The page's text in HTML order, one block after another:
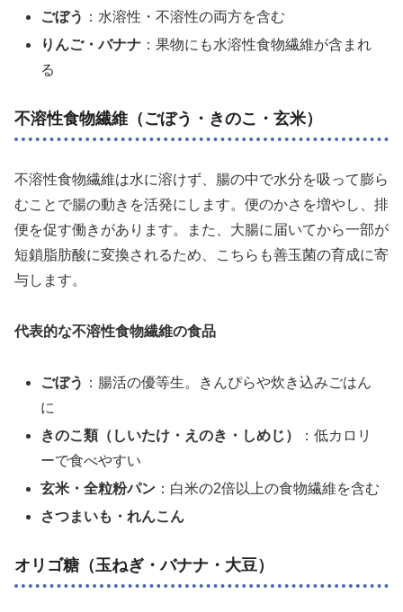
ごぼう ：水溶性・不溶性の両方を含む
りんご・バナナ ：果物にも水溶性食物繊維が含まれ
る
不溶性食物繊維（ごぼう・きのこ・玄米）
不溶性食物繊維は水に溶けず、腸の中で水分を吸って膨ら
むことで腸の動きを活発にします。便のかさを増やし、排
便を促す働きがあります。また、大腸に届いてから一部が
短鎖脂肪酸に変換されるため、こちらも善玉菌の育成に寄
与します。
代表的な不溶性食物繊維の食品
ごぼう ：腸活の優等生。きんぴらや炊き込みごはん
に
きのこ類（しいたけ・えのき・しめじ）
：低カロリ
ーで食べやすい
玄米・全粒粉パン ：白米の2倍以上の食物繊維を含む
さつまいも・れんこん
オリゴ糖（玉ねぎ・バナナ・大豆）